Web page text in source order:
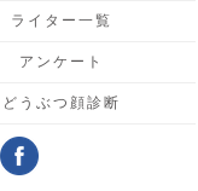
ライター一覧
アンケート
どうぶつ顔診断